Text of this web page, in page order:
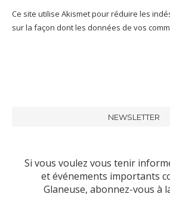
Ce site utilise Akismet pour réduire les
sur la façon dont les données de vos
NEWSLETTER
Si vous voulez vous tenir
et événements importants
Glaneuse, abonnez-vous à